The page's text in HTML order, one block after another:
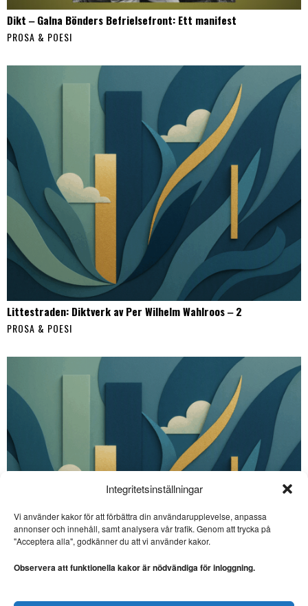
Integritetsinställningar
Vi använder kakor för att förbättra din användarupplevelse, anpassa
annonser och innehåll, samt analysera vår trafik. Genom att trycka på
"Acceptera alla", godkänner du att vi använder kakor.
Observera att funktionella kakor är nödvändiga för inloggning.
Dikt ‒ Galna Bönders Befrielsefront: Ett manifest
PROSA & POESI
Littestraden: Diktverk av Per Wilhelm Wahlroos ‒ 2
PROSA & POESI
SE ÄVEN
storartad poesi
en,